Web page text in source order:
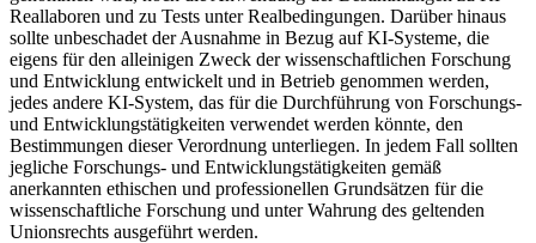
Reallaboren und zu Tests unter Realbedingungen. Darüber hinaus
sollte unbeschadet der Ausnahme in Bezug auf KI-Systeme, die
eigens für den alleinigen Zweck der wissenschaftlichen Forschung
und Entwicklung entwickelt und in Betrieb genommen werden,
jedes andere KI-System, das für die Durchführung von Forschungs-
und Entwicklungstätigkeiten verwendet werden könnte, den
Bestimmungen dieser Verordnung unterliegen. In jedem Fall sollten
jegliche Forschungs- und Entwicklungstätigkeiten gemäß
anerkannten ethischen und professionellen Grundsätzen für die
wissenschaftliche Forschung und unter Wahrung des geltenden
Unionsrechts ausgeführt werden.